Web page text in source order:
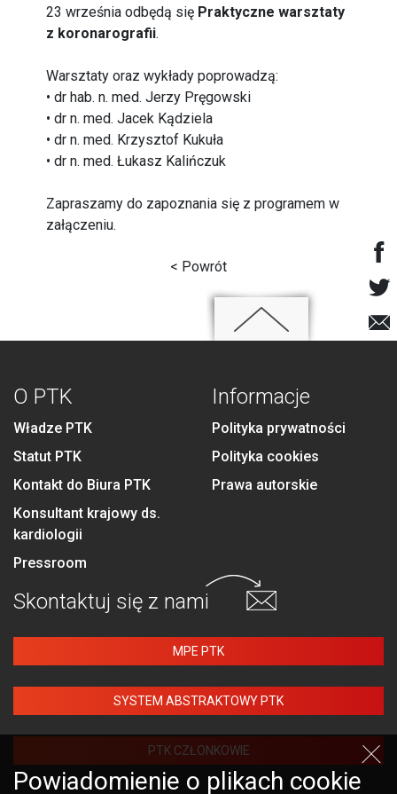
23 września odbędą się Praktyczne warsztaty
z koronarografii.
Warsztaty oraz wykłady poprowadzą:
• dr hab. n. med. Jerzy Pręgowski
• dr n. med. Jacek Kądziela
• dr n. med. Krzysztof Kukuła
• dr n. med. Łukasz Kalińczuk
Zapraszamy do zapoznania się z programem w
załączeniu.
< Powrót
O PTK
Władze PTK
Statut PTK
Kontakt do Biura PTK
Konsultant krajowy ds.
kardiologii
Pressroom
Informacje
Polityka prywatności
Polityka cookies
Prawa autorskie
Skontaktuj się z nami
MPE PTK
SYSTEM ABSTRAKTOWY PTK
PTK CZŁONKOWIE
Powiadomienie o plikach cookie